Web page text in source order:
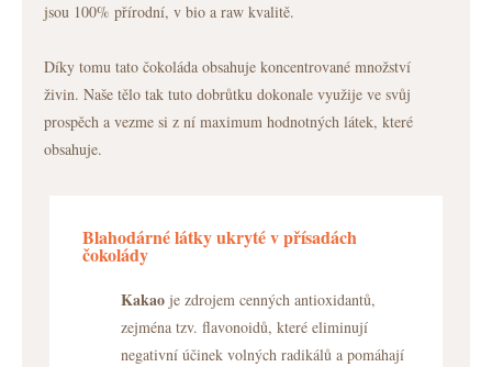
jsou 100% přírodní, v bio a raw kvalitě.
Díky tomu tato čokoláda obsahuje koncentrované množství
živin. Naše tělo tak tuto dobrůtku dokonale využije ve svůj
prospěch a vezme si z ní maximum hodnotných látek, které
obsahuje.
Blahodárné látky ukryté v přísadách
čokolády
Kakao je zdrojem cenných antioxidantů,
zejména tzv. flavonoidů, které eliminují
negativní účinek volných radikálů a pomáhají